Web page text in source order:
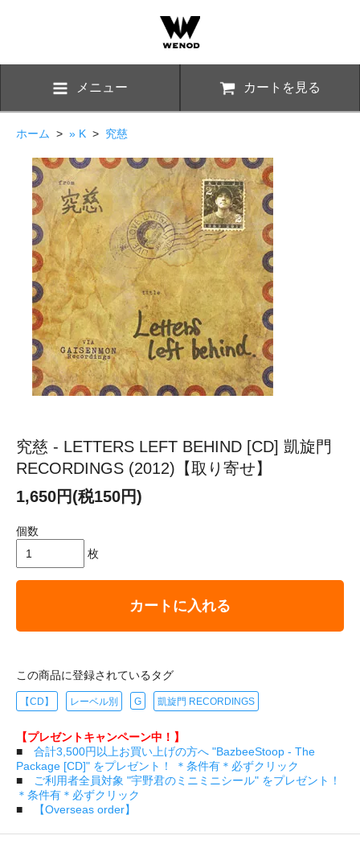
メニュー カートを見る
ホーム > » K > 究慈
究慈 - LETTERS LEFT BEHIND [CD] 凱旋門
RECORDINGS (2012)【取り寄せ】
1,650円(税150円)
個数
枚
カートに入れる
この商品に登録されているタグ
【CD】 レーベル別 G 凱旋門 RECORDINGS
【プレゼントキャンペーン中！】
■ 合計3,500円以上お買い上げの方へ "BazbeeStoop - The
Package [CD]" をプレゼント！ ＊条件有＊必ずクリック
■
ご利用者全員対象 "宇野君のミニミニシール" をプレゼント！
＊条件有＊必ずクリック
■
【Overseas order】